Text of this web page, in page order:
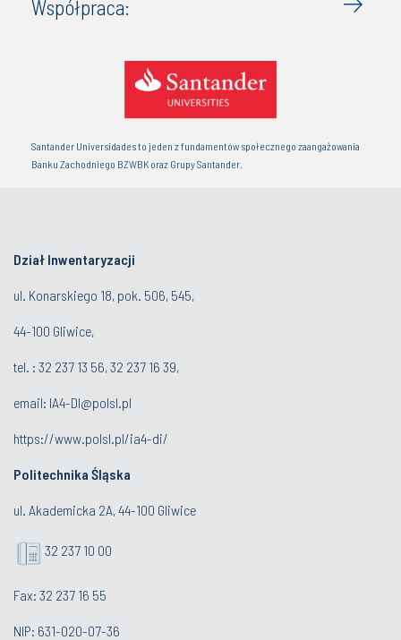
Współpraca:
Santander Universidades to jeden z fundamentów społecznego zaangażowania
Banku Zachodniego BZWBK oraz Grupy Santander.
Dział Inwentaryzacji
ul. Konarskiego 18, pok. 506, 545,
44-100 Gliwice,
tel. : 32 237 13 56, 32 237 16 39,
email: IA4-DI@polsl.pl
https://www.polsl.pl/ia4-di/
Politechnika Śląska
ul. Akademicka 2A, 44-100 Gliwice
32 237 10 00
Fax: 32 237 16 55
NIP: 631-020-07-36